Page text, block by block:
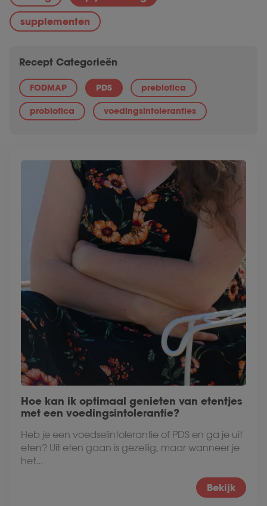
supplementen
Recept Categorieën
FODMAP PDS prebiotica
probiotica voedingsintoleranties
Hoe kan ik optimaal genieten van etentjes
met een voedingsintolerantie?
Heb je een voedselintolerantie of PDS en ga je uit
eten? Uit eten gaan is gezellig, maar wanneer je
het...
Bekijk